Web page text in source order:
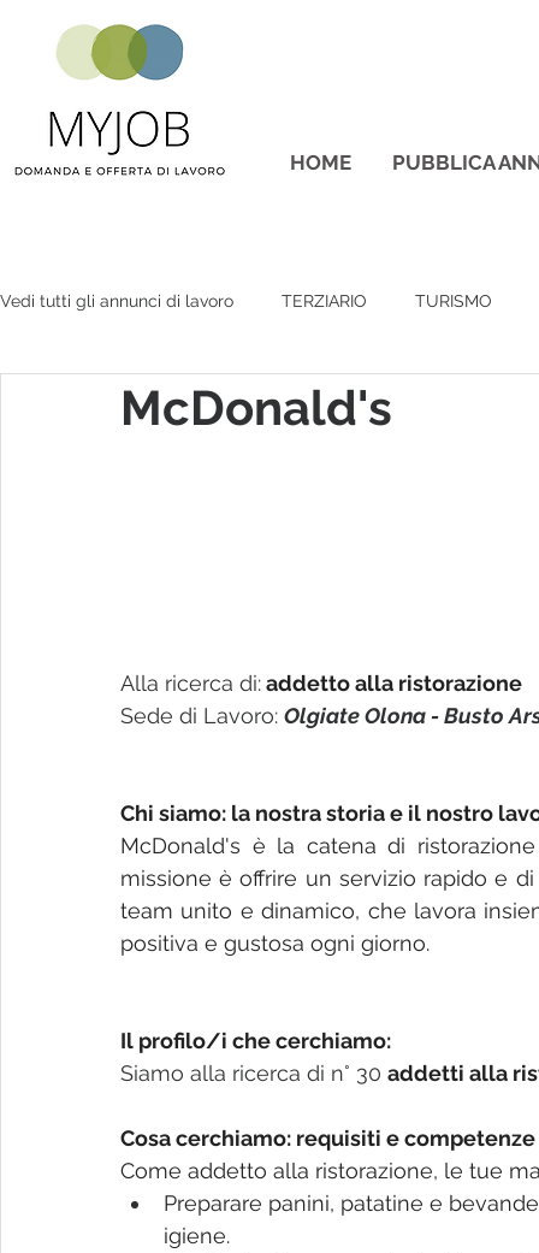
HOME PUBBLICA
Vedi tutti gli annunci di lavoro TERZIARIO TURISMO
McDonald's
Alla ricerca di:addetto alla ristorazione
Sede di Lavoro: Olgiate Olona - Busto
Chi siamo: la nostra storia e il nostro
McDonald's è la catena di
missione è offrire un servizio rapido e
team unito e dinamico, che lavora
positiva e gustosa ogni giorno.
Il profilo/i che cerchiamo:
Siamo alla ricerca di n° 30 addetti alla
Cosa cerchiamo: requisiti e
Come addetto alla ristorazione, le tue
Preparare panini, patatine e
igiene.